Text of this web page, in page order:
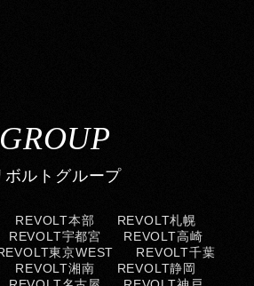
GROUP
ボルトグループ
REVOLT本部
REVOLT札幌
REVOLT宇都宮
REVOLT高崎
東京WEST
REVOLT千葉
REVOLT湘南
REVOLT静岡